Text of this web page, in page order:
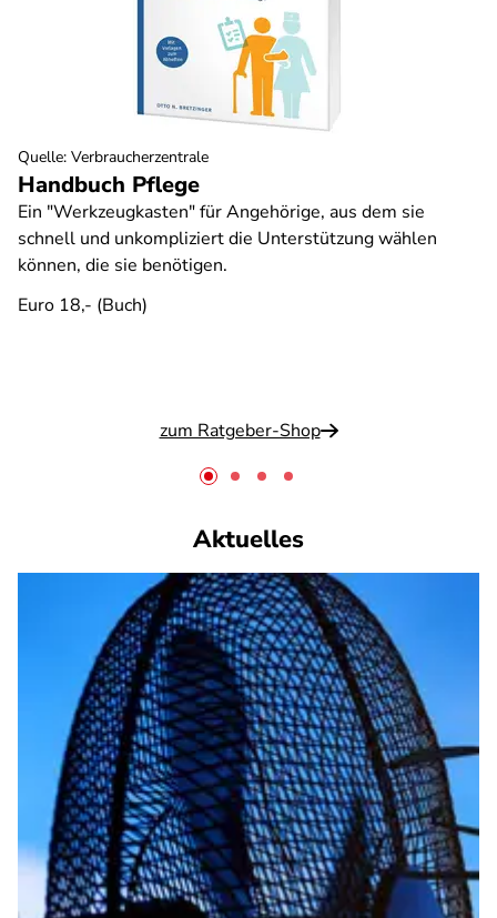
Handbuch Pflege
Ein "Werkzeugkasten" für Angehörige, aus dem sie
schnell und unkompliziert die Unterstützung wählen
können, die sie benötigen.
Euro 18,- (Buch)
zum Ratgeber-Shop
Quelle: Verbraucherzentrale
Aktuelles